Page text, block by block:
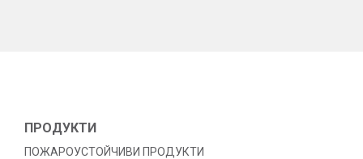
ПРОДУКТИ
ПОЖАРОУСТОЙЧИВИ ПРОДУКТИ